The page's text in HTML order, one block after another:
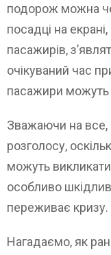
подорож можна
посадці на
пасажирів,
очікуваний час
пасажири можуть
Зважаючи на все,
розголосу,
можуть
особливо
переживає кризу.
Нагадаємо, як